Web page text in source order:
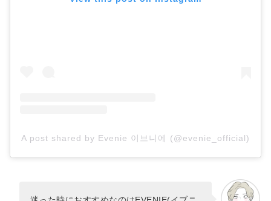
A post shared by Evenie 이브니에 (@evenie_official)